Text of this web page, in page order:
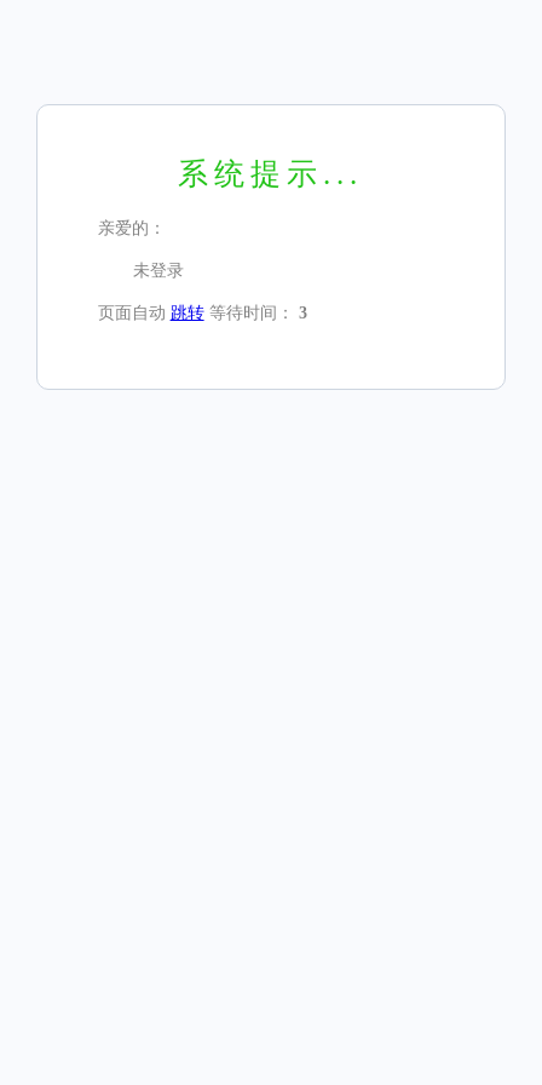
系统提示...
亲爱的：
未登录
页面自动 跳转等待时间： 3